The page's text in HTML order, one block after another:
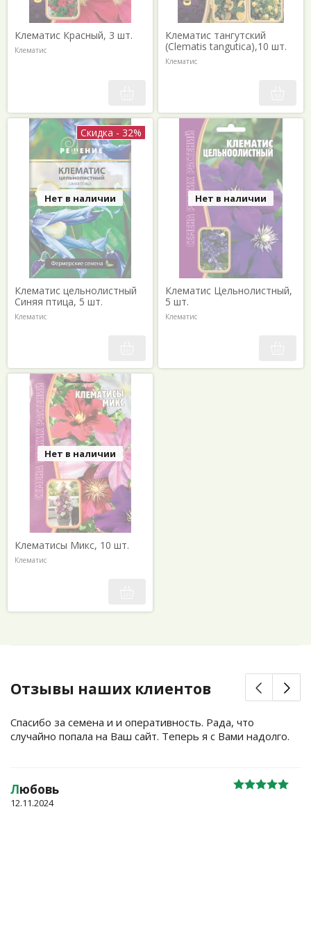
Котовник (непета)
Лаванда
Лапчатка
Эхинацея
Ясенец
Ясколка
Клематис Красный, 3 шт.
Клематис
Клематис тангутский
(Clematis tangutica),10 шт.
Клематис
Нет в наличии
Скидка - 32%
Клематис цельнолистный
Синяя птица, 5 шт.
Клематис
Нет в наличии
Клематис Цельнолистный,
5 шт.
Клематис
Нет в наличии
Клематисы Микс, 10 шт.
Клематис
Отзывы наших клиентов
Спасибо за семена и и оперативность. Рада, что
случайно попала на Ваш сайт. Теперь я с Вами надолго.
Любовь
12.11.2024